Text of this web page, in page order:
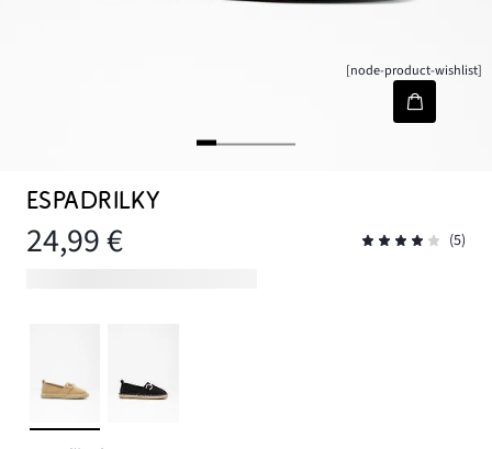
[node-product-wishlist]
ESPADRILKY
24,99 € (5)